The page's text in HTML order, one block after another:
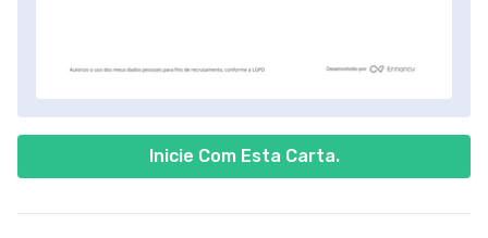
Inicie Com Esta Carta.